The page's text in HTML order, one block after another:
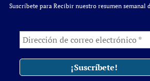
Suscríbete para Recibir nuestro resumen semanal